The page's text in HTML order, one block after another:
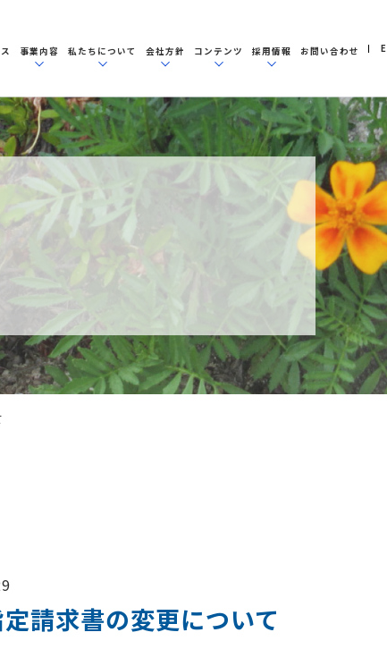
事業内容 私たちについて 会社方針 コンテンツ 採用情報 お問い合わせ
請求書の変更について